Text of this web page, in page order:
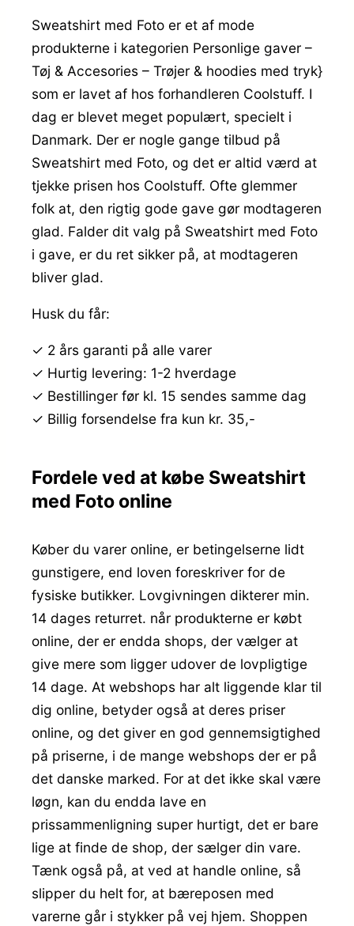
Sweatshirt med Foto er et af mode
produkterne i kategorien Personlige gaver –
Tøj & Accesories – Trøjer & hoodies med tryk}
som er lavet af hos forhandleren Coolstuff. I
dag er blevet meget populært, specielt i
Danmark. Der er nogle gange tilbud på
Sweatshirt med Foto, og det er altid værd at
tjekke prisen hos Coolstuff. Ofte glemmer
folk at, den rigtig gode gave gør modtageren
glad. Falder dit valg på Sweatshirt med Foto
i gave, er du ret sikker på, at modtageren
bliver glad.
Husk du får:
✓ 2 års garanti på alle varer
✓ Hurtig levering: 1-2 hverdage
✓ Bestillinger før kl. 15 sendes samme dag
✓ Billig forsendelse fra kun kr. 35,-
Fordele ved at købe Sweatshirt
med Foto online
Køber du varer online, er betingelserne lidt
gunstigere, end loven foreskriver for de
fysiske butikker. Lovgivningen dikterer min.
14 dages returret. når produkterne er købt
online, der er endda shops, der vælger at
give mere som ligger udover de lovpligtige
14 dage. At webshops har alt liggende klar til
dig online, betyder også at deres priser
online, og det giver en god gennemsigtighed
på priserne, i de mange webshops der er på
det danske marked. For at det ikke skal være
løgn, kan du endda lave en
prissammenligning super hurtigt, det er bare
lige at finde de shop, der sælger din vare.
Tænk også på, at ved at handle online, så
slipper du helt for, at bæreposen med
varerne går i stykker på vej hjem. Shoppen